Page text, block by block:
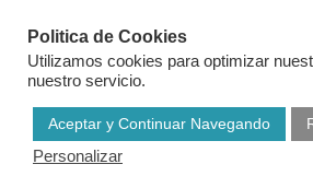
Politica de Cookies
Utilizamos cookies para optimizar
nuestro servicio.
Aceptar y Continuar Navegando
Personalizar